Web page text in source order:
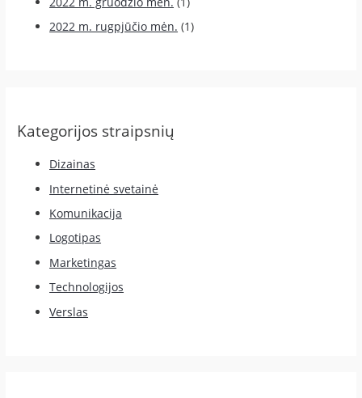
2022 m. rugpjūčio mėn. (1)
Kategorijos straipsnių
Dizainas
Internetinė svetainė
Komunikacija
Logotipas
Marketingas
Technologijos
Verslas